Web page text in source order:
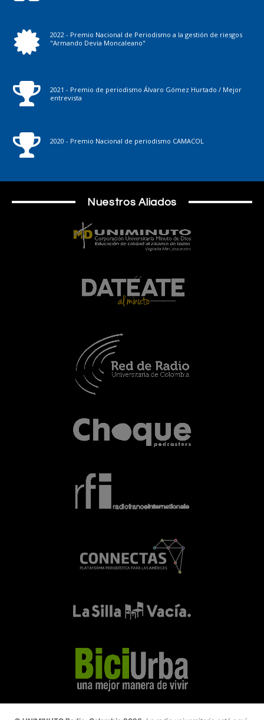
2022 - Premio Nacional de Periodismo a la gestión de riesgos
"Armando Devia Moncaleano"
2021 - Premio de periodismo Álvaro Gómez Hurtado / Mejor
entrevista
2020 - Premio Nacional de periodismo CAMACOL
Nuestros Aliados